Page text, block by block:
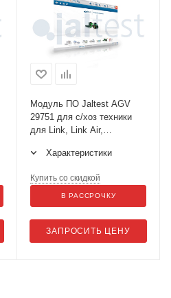
Модуль ПО Jaltest AGV
29751 для с/хоз техники
для Link, Link Air,
Характеристики
ЗАПРОСИТЬ ЦЕНУ
Купить со скидкой
В РАССРОЧКУ